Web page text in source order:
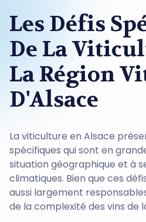
Les Défis
De La
La Région
D'Alsace
La viticulture en Alsace
spécifiques qui sont en
situation géographique et à
climatiques. Bien que ces
aussi largement
de la complexité des vins de